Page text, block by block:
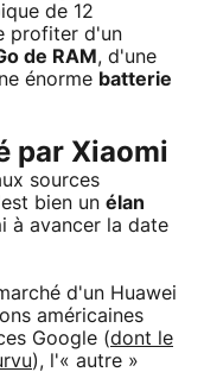
de 12
profiter d'un
de RAM , d'une
énorme batterie
par Xiaomi
sources
bien un élan
à avancer la date
d'un Huawei
américaines
Google (dont le
), l'« autre »